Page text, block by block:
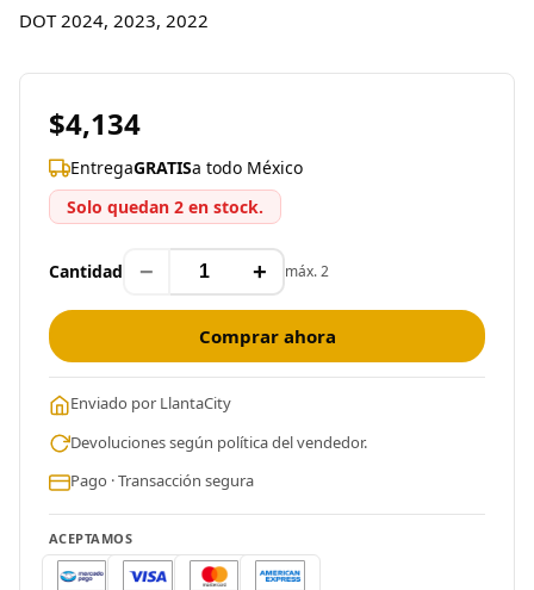
DOT 2024, 2023, 2022
$4,134
EntregaGRATISa todo México
Solo quedan 2 en stock.
Cantidad − + máx. 2
Comprar ahora
Enviado por LlantaCity
Devoluciones según política del vendedor.
Pago · Transacción segura
ACEPTAMOS